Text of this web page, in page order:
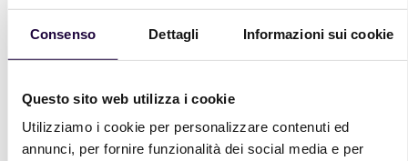
Consenso Dettagli Informazioni sui cookie
Questo sito web utilizza i cookie
Utilizziamo i cookie per personalizzare contenuti ed
annunci, per fornire funzionalità dei social media e per